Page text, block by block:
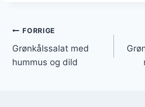
Indlægsnavigation
FORRIGE
Grønkålssalat med
hummus og dild